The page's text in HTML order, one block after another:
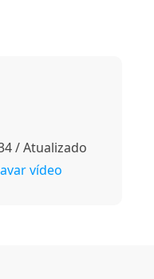
/ Atualizado
vídeo